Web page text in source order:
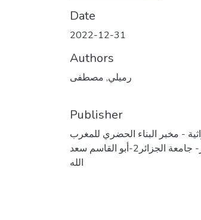
Date
2022-12-31
Authors
رميلي, مصطفى
Publisher
- مخبر البناء الحضري للمغرب
الأوسط - معهد الأثار- جامعة الجزائر2-أبو القاسم سعد
الله